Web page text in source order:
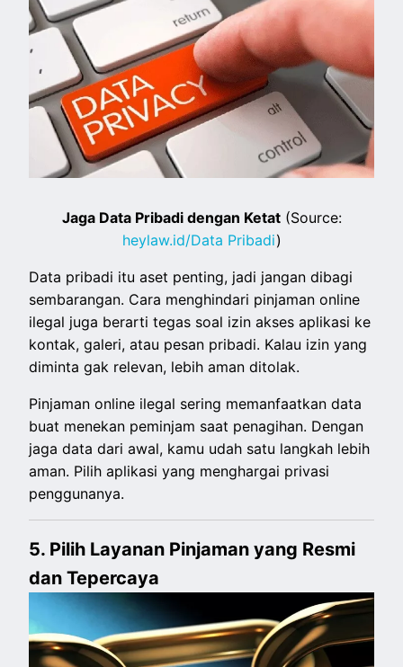
Jaga Data Pribadi dengan Ketat(Source:
heylaw.id/Data Pribadi)
Data pribadi itu aset penting, jadi jangan dibagi
sembarangan. Cara menghindari pinjaman online
ilegal juga berarti tegas soal izin akses aplikasi ke
kontak, galeri, atau pesan pribadi. Kalau izin yang
diminta gak relevan, lebih aman ditolak.
Pinjaman online ilegal sering memanfaatkan data
buat menekan peminjam saat penagihan. Dengan
jaga data dari awal, kamu udah satu langkah lebih
aman. Pilih aplikasi yang menghargai privasi
penggunanya.
5. Pilih Layanan Pinjaman yang Resmi
dan Tepercaya